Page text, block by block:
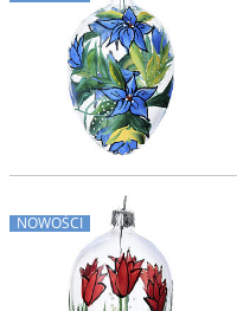
NOWOŚCI